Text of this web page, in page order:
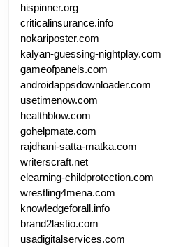
hispinner.org
criticalinsurance.info
nokariposter.com
kalyan-guessing-nightplay.com
gameofpanels.com
androidappsdownloader.com
usetimenow.com
healthblow.com
gohelpmate.com
rajdhani-satta-matka.com
writerscraft.net
elearning-childprotection.com
wrestling4mena.com
knowledgeforall.info
brand2lastio.com
usadigitalservices.com